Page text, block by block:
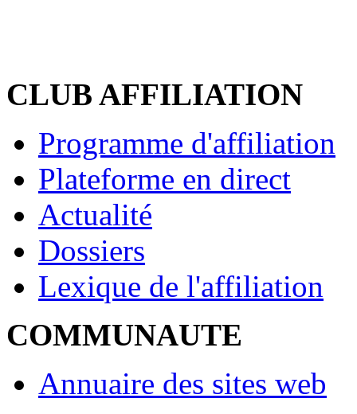
CLUB AFFILIATION
Programme d'affiliation
Plateforme en direct
Actualité
Dossiers
Lexique de l'affiliation
COMMUNAUTE
Annuaire des sites web